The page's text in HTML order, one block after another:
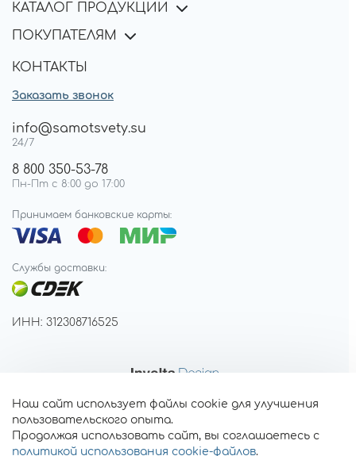
КАТАЛОГ ПРОДУКЦИИ
ПОКУПАТЕЛЯМ
КОНТАКТЫ
Заказать звонок
info@samotsvety.su
24/7
8 800 350-53-78
Пн-Пт с 8:00 до 17:00
Принимаем банковские карты:
Службы доставки:
ИНН: 312308716525
Наш сайт использует файлы cookie для улучшения
пользовательского опыта.
Продолжая использовать сайт, вы соглашаетесь с
политикой использования cookie-файлов.